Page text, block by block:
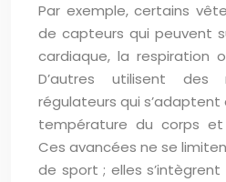
Par exemple, certains
de capteurs qui peuvent
cardiaque, la respiration
D’autres utilisent des
régulateurs qui
température du corps et
Ces avancées ne se
de sport ; elles